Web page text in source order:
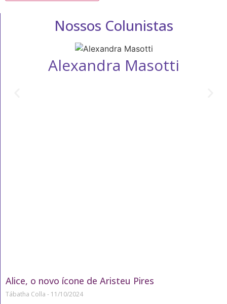
Nossos Colunistas
Alexandra Masotti
Alice, o novo ícone de Aristeu Pires
Tábatha Colla 11/10/2024